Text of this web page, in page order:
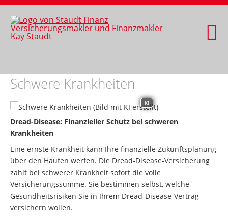
Schwere Krankheiten
KI
Dread-Disease: Finanzieller Schutz bei schweren
Krankheiten
Eine ernste Krankheit kann Ihre finanzielle Zukunftsplanung
über den Haufen werfen. Die Dread-Disease-Versicherung
zahlt bei schwerer Krankheit sofort die volle
Versicherungssumme. Sie bestimmen selbst, welche
Gesundheitsrisiken Sie in Ihrem Dread-Disease-Vertrag
versichern wollen.